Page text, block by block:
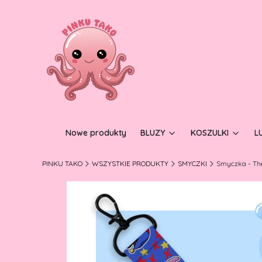
Nowe produkty BLUZY KOSZULKI
PINKU TAKO WSZYSTKIE PRODUKTY SMYCZKI Smyczka -